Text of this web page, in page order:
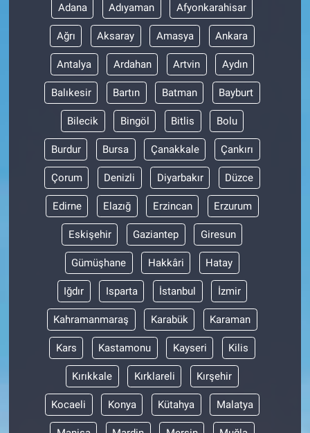
Adana Adıyaman Afyonkarahisar
Ağrı Aksaray Amasya Ankara
Antalya Ardahan Artvin Aydın
Balıkesir Bartın Batman Bayburt
Bilecik Bingöl Bitlis Bolu
Burdur Bursa Çanakkale Çankırı
Çorum Denizli Diyarbakır Düzce
Edirne Elazığ Erzincan Erzurum
Eskişehir Gaziantep Giresun
Gümüşhane Hakkâri Hatay
Iğdır Isparta İstanbul İzmir
Kahramanmaraş Karabük Karaman
Kars Kastamonu Kayseri Kilis
Kırıkkale Kırklareli Kırşehir
Kocaeli Konya Kütahya Malatya